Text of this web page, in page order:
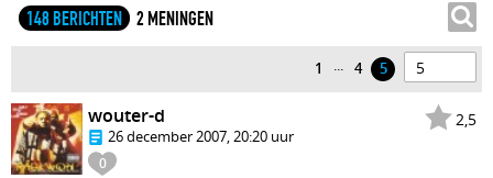
148 BERICHTEN 2 MENINGEN
1 ... 4 5
2,5
0
wouter-d
26 december 2007, 20:20 uur